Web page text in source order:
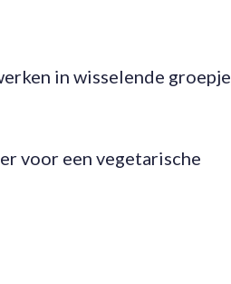
in wisselende
voor een vegetarische